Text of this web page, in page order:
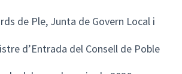
de Ple, Junta de Govern Local i
d’Entrada del Consell de Poble